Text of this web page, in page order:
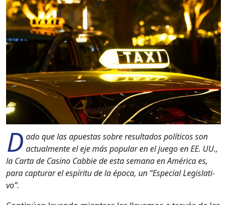
D ado que las apues­tas sobre resul­ta­dos políti­cos son
actual­mente el eje más pop­u­lar en el juego en EE. UU.,
la Car­ta de Casi­no Cab­bie de esta sem­ana en Améri­ca es,
para cap­turar el espíritu de la época, un “Espe­cial Leg­isla­ti­
vo”.